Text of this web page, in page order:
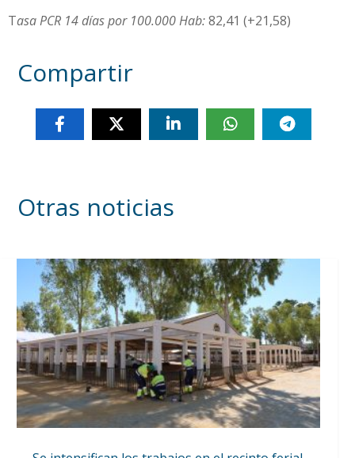
Tasa PCR 14 días por 100.000 Hab:82,41 (+21,58)
Compartir
Otras noticias